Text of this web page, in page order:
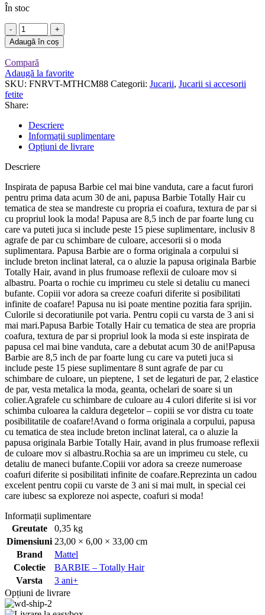
În stoc
Cantitate
Mattel
-
Barbie
Totally
Hair
Papusa
Barbie
Adaugă în coș
Compară
Adaugă la favorite
SKU: FNRVT-MTHCM88 Categorii: Jucarii, Jucarii si accesorii
fetite
Share:
Descriere
Informații suplimentare
Opțiuni de livrare
Descriere
Inspirata de papusa Barbie cel mai bine vanduta, care a facut furori
pentru prima data acum 30 de ani, papusa Barbie Totally Hair cu
tematica de stea se mandreste cu propria ei coafura, textura de par si
cu propriul look la moda! Papusa are 8,5 inch de par foarte lung cu
care va puteti juca si include peste 15 piese suplimentare, inclusiv 8
agrafe de par cu schimbare de culoare, accesorii si o moda
suplimentara. Papusa Barbie are o forma originala a corpului si
include breton inclinat lateral, ca o aluzie la papusa originala Barbie
Totally Hair, avand in plus frumoase reflexii de culoare mov si
albastru. Poarta o rochie cu imprimeu cu stele si detaliu cu maneci
bufante. Copiii vor adora sa creeze coafuri diferite si posibilitati
infinite de coafare! Papusa nu isi poate mentine pozitia fara sprijin.
Culorile si decoratiunile pot varia. Pentru copii cu varsta de 3 ani si
mai mari.Papusa Barbie Totally Hair cu tematica de stea are propria
coafura, textura de par si propriul look la moda si este inspirata de
papusa cel mai bine vanduta, care a debutat acum 30 de ani!Papusa
Barbie are 8,5 inch de par foarte lung cu care va puteti juca si
include peste 15 piese suplimentare 8 sunt agrafe de par cu
schimbare de culoare, un pieptene, 1 set de legaturi de par, 2 elastice
de par, vesta metalica la moda, geanta, ochelari de soare si un
colier.Agrafele cu schimbare de culoare au 4 culori diferite si isi vor
schimba culoarea la caldura degetelor – copiii se vor distra cu toate
posibilitatile de coafare!Avand o forma originala a corpului, papusa
cu tematica de stea include breton inclinat lateral, ca o aluzie la
papusa originala Barbie Totally Hair, avand in plus frumoase reflexii
de culoare mov si albastru.Rochia sa are un imprimeu cu stele, cu
detaliu de maneci bufante.Copiii vor adora sa creeze numeroase
coafuri diferite si posibilitati infinite de coafare.Reprezinta un cadou
excelent pentru copii cu varste de 3 ani si mai mult, in special cei
care iubesc sa exploreze noi aspecte, coafuri si moda!
Informații suplimentare
Greutate
0,35 kg
Dimensiuni 23,00 × 6,00 × 33,00 cm
Brand
Mattel
Colectie
BARBIE – Totally Hair
Varsta
3 ani+
Opțiuni de livrare